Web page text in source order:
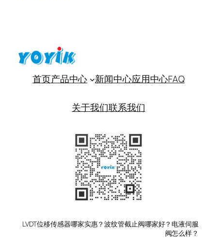
首页产品中心 新闻中心应用中心FAQ
关于我们联系我们
LVDT位移传感器哪家实惠？波纹管截止阀哪家好？电液伺服
阀怎么样？